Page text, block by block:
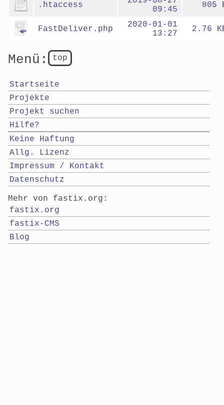
.htaccess
09:45
805
FastDeliver.php
2020-01-01
13:27
2.76
top
Menü:
Startseite
Projekte
Projekt suchen
Hilfe?
Keine Haftung
Allg. Lizenz
Impressum / Kontakt
Datenschutz
Mehr von fastix.org:
fastix.org
fastix-CMS
Blog